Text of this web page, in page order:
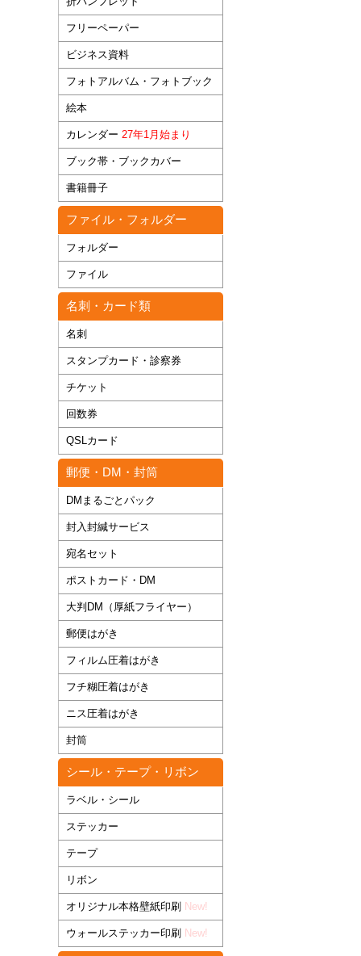
フリーペーパー
ビジネス資料
フォトアルバム・フォトブック
絵本
カレンダー 27年1月始まり
ブック帯・ブックカバー
書籍冊子
ファイル・フォルダー
フォルダー
ファイル
名刺・カード類
名刺
スタンプカード・診察券
チケット
回数券
QSLカード
郵便・DM・封筒
DMまるごとパック
封入封緘サービス
宛名セット
ポストカード・DM
大判DM（厚紙フライヤー）
郵便はがき
フィルム圧着はがき
フチ糊圧着はがき
ニス圧着はがき
封筒
シール・テープ・リボン
ラベル・シール
ステッカー
テープ
リボン
オリジナル本格壁紙印刷 New!
ウォールステッカー印刷 New!